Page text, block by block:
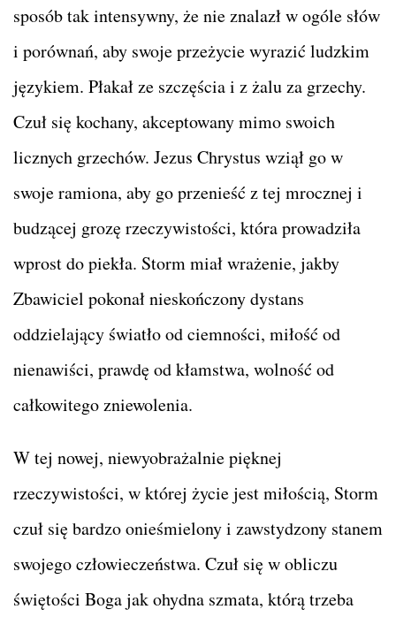
sposób tak intensywny, że nie znalazł w ogóle słów
i porównań, aby swoje przeżycie wyrazić ludzkim
językiem. Płakał ze szczęścia i z żalu za grzechy.
Czuł się kochany, akceptowany mimo swoich
licznych grzechów. Jezus Chrystus wziął go w
swoje ramiona, aby go przenieść z tej mrocznej i
budzącej grozę rzeczywistości, która prowadziła
wprost do piekła. Storm miał wrażenie, jakby
Zbawiciel pokonał nieskończony dystans
oddzielający światło od ciemności, miłość od
nienawiści, prawdę od kłamstwa, wolność od
całkowitego zniewolenia.
W tej nowej, niewyobrażalnie pięknej
rzeczywistości, w której życie jest miłością, Storm
czuł się bardzo onieśmielony i zawstydzony stanem
swojego człowieczeństwa. Czuł się w obliczu
świętości Boga jak ohydna szmata, którą trzeba